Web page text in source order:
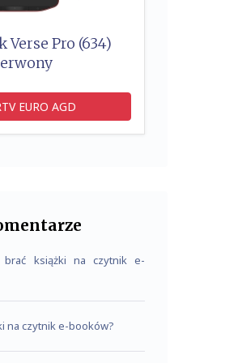
Verse Pro (634)
EURO AGD
brać książki na czytnik e-
na czytnik e-booków?